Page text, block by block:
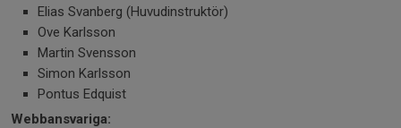
Elias Svanberg (Huvudinstruktör)
Ove Karlsson
Martin Svensson
Simon Karlsson
Pontus Edquist
Webbansvariga: